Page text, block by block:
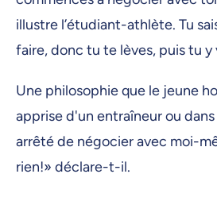
illustre l’étudiant-athlète. Tu
faire, donc tu te lèves, puis tu y
Une philosophie que le jeune
apprise d'un entraîneur ou
arrêté de négocier avec moi-
rien!» déclare-t-il.